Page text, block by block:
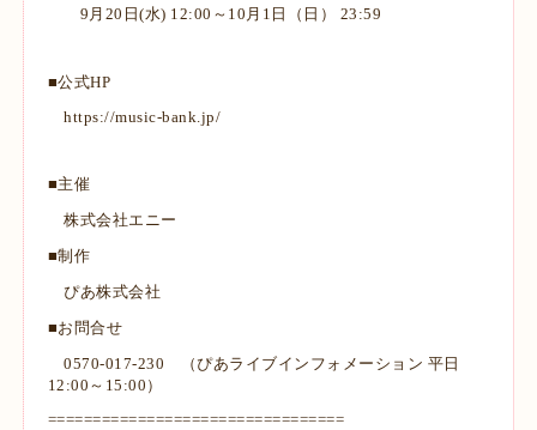
9月20日(水) 12:00～10月1日（日） 23:59
■公式HP
https://music-bank.jp/
■主催
株式会社エニー
■制作
ぴあ株式会社
■お問合せ
0570-017-230 （ぴあライブインフォメーション 平日
12:00～15:00）
=================================